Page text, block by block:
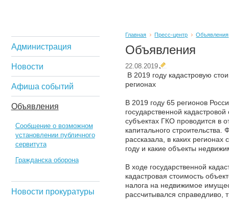
Администрация
Новости
Афиша событий
Объявления
Сообщение о возможном
установлении публичного
сервитута
Гражданска оборона
Новости прокуратуры
Главная Пресс-центр Объявления
Объявления
22.08.2019
В 2019 году кадастровую
регионах
В 2019 году 65 регионов
государственной
субъектах ГКО проводится в
капитального
рассказала, в каких
году и какие объекты
В ходе государственной
кадастровая стоимость
налога на недвижимое
рассчитывался справедливо,